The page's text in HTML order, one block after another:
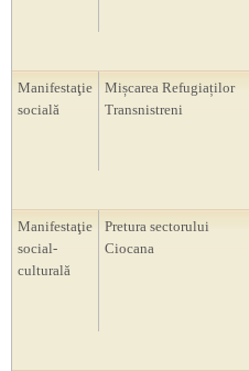
Manifestaţie
socială
Mișcarea Refugiaților
Transnistreni
Manifestaţie
social-
culturală
Pretura sectorului
Ciocana